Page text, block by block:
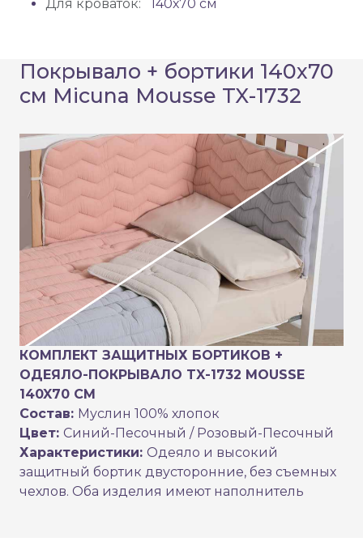
Для кроваток: 140х70 см
Покрывало + бортики 140х70
см Micuna Mousse TX-1732
КОМПЛЕКТ ЗАЩИТНЫХ БОРТИКОВ +
ОДЕЯЛО-ПОКРЫВАЛО TX-1732 MOUSSE
140X70 CM
Состав: Муслин 100% хлопок
Цвет: Синий-Песочный / Розовый-Песочный
Характеристики: Одеяло и высокий
защитный бортик двусторонние, без съемных
чехлов. Оба изделия имеют наполнитель